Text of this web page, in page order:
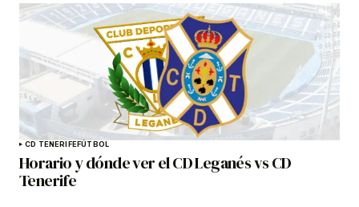
CD TENERIFEFÚTBOL
Horario y dónde ver el CD Leganés vs CD
Tenerife